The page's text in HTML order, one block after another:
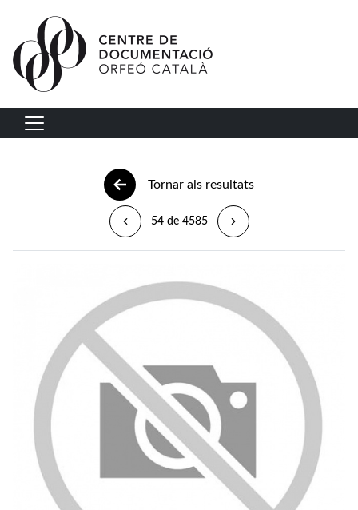
Vés al contingut
Navegació principal
Tornar als resultats
54 de 4585